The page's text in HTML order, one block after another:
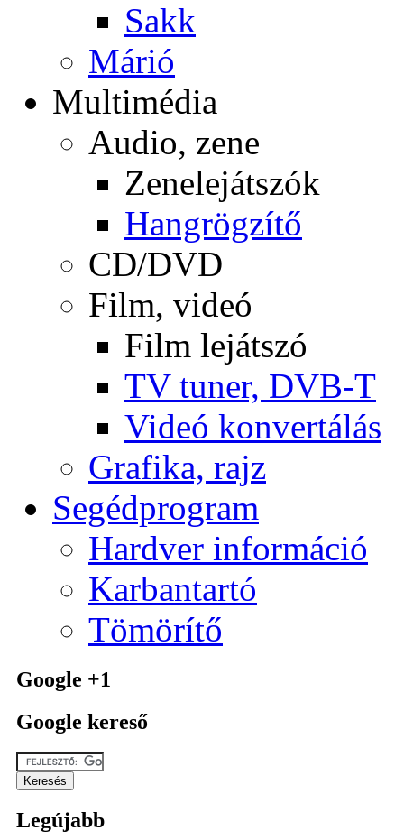
Sakk
Márió
Multimédia
Audio, zene
Zenelejátszók
Hangrögzítő
CD/DVD
Film, videó
Film lejátszó
TV tuner, DVB-T
Videó konvertálás
Grafika, rajz
Segédprogram
Hardver információ
Karbantartó
Tömörítő
Google +1
Google kereső
Legújabb